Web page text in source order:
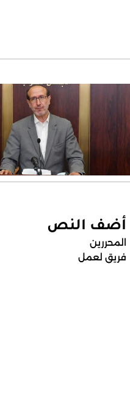
أضف النص
المحررين
فريق لعمل